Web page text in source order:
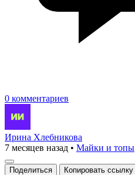
0 комментариев
Ирина Хлебникова
7 месяцев назад • Майки и топы
Поделиться Копировать ссылку